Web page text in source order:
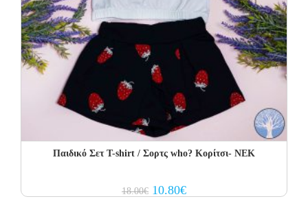
Παιδικό Σετ Τ-shirt / Σορτς who? Κορίτσι- NEK
18.00€ Original
10.80€Current